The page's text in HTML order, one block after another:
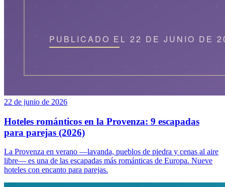
22 de junio de 2026
Hoteles románticos en la Provenza: 9 escapadas
para parejas (2026)
La Provenza en verano —lavanda, pueblos de piedra y cenas al aire
libre— es una de las escapadas más románticas de Europa. Nueve
hoteles con encanto para parejas.